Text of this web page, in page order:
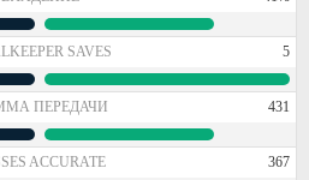
SAVES 5
ПЕРЕДАЧИ 431
ACCURATE 367